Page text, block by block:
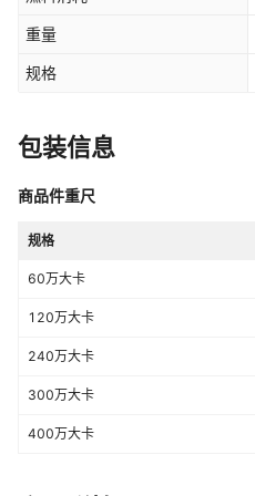
重量
规格
包装信息
商品件重尺
规格
60万大卡
120万大卡
240万大卡
300万大卡
400万大卡